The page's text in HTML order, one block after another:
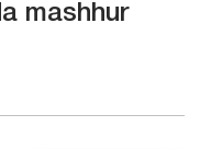
mashhur